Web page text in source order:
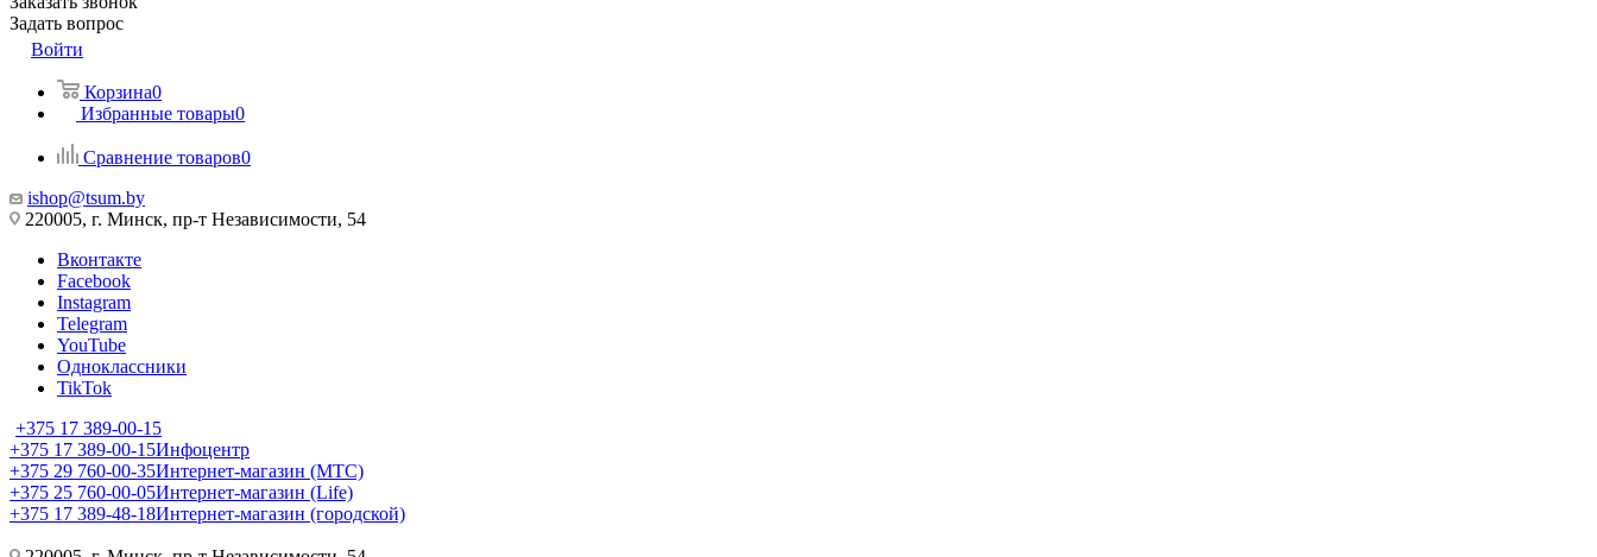
Задать вопрос
Войти
Корзина0
Избранные товары0
Сравнение товаров0
ishop@tsum.by
220005, г. Минск, пр-т Независимости, 54
Вконтакте
Facebook
Instagram
Telegram
YouTube
Одноклассники
TikTok
+375 17 389-00-15
+375 17 389-00-15Инфоцентр
+375 29 760-00-35Интернет-магазин (МТС)
+375 25 760-00-05Интернет-магазин (Life)
+375 17 389-48-18Интернет-магазин (городской)